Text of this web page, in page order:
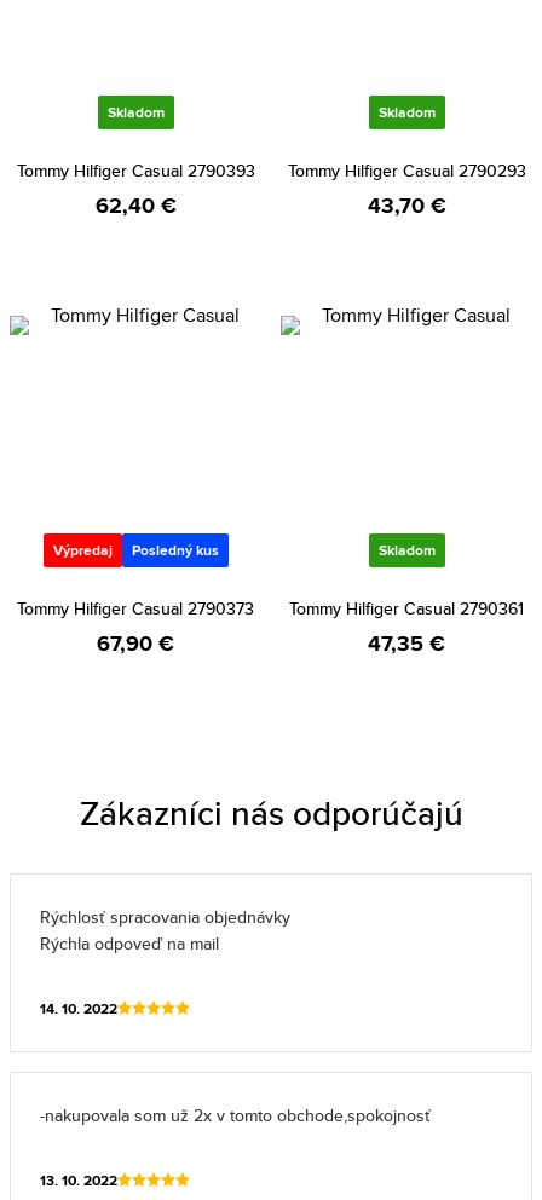
Skladom
Tommy Hilfiger Casual 2790393
62,40 €
Skladom
Tommy Hilfiger Casual 2790293
43,70 €
Výpredaj Posledný kus
Tommy Hilfiger Casual 2790373
67,90 €
Skladom
Tommy Hilfiger Casual 2790361
47,35 €
Zákazníci nás odporúčajú
Rýchlosť spracovania objednávky
Rýchla odpoveď na mail
14. 10. 2022
-nakupovala som už 2x v tomto obchode,spokojnosť
13. 10. 2022